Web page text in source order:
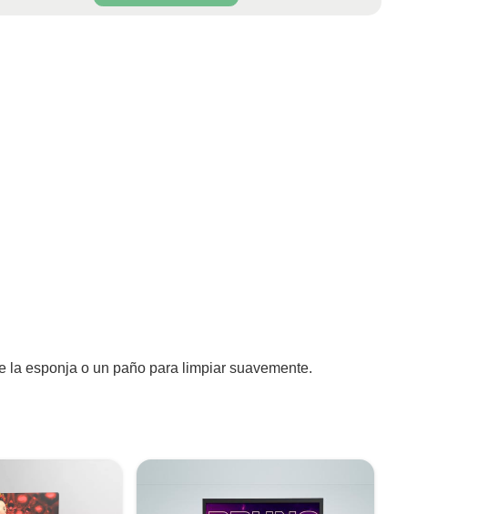
la esponja o un paño para limpiar suavemente.